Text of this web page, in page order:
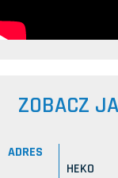
ZOBACZ
ADRES
HEKO